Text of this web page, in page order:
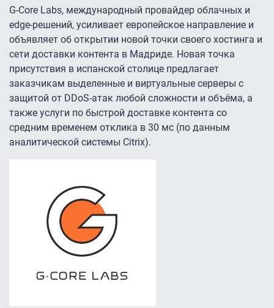
G-Core Labs, международный провайдер облачных и
edge-решений, усиливает европейское направление и
объявляет об открытии новой точки своего хостинга и
сети доставки контента в Мадриде. Новая точка
присутствия в испанской столице предлагает
заказчикам выделенные и виртуальные серверы с
защитой от DDoS-атак любой сложности и объёма, а
также услуги по быстрой доставке контента со
средним временем отклика в 30 мс (по данным
аналитической системы Citrix).